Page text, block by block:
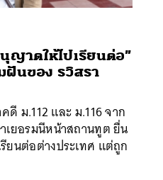
ญาตให้ไปเรียนต่อ”
ฝันของ รวิสรา
ม.112 และ ม.116 จาก
ยอรมนีหน้าสถานทูต ยื่น
ยนต่อต่างประเทศ แต่ถูก
ค้นหา